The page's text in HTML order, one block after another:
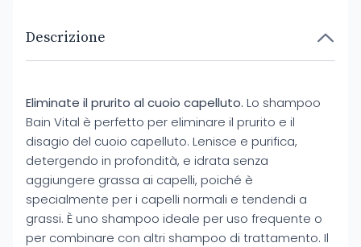
Descrizione
Eliminate il prurito al cuoio capelluto. Lo shampoo
Bain Vital è perfetto per eliminare il prurito e il
disagio del cuoio capelluto. Lenisce e purifica,
detergendo in profondità, e idrata senza
aggiungere grassa ai capelli, poiché è
specialmente per i capelli normali e tendendi a
grassi. È uno shampoo ideale per uso frequente o
per combinare con altri shampoo di trattamento. Il